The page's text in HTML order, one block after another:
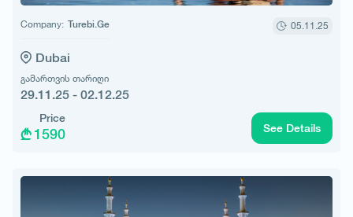
Company: Turebi.Ge 05.11.25
Dubai
გამართვის თარიღი
29.11.25 - 02.12.25
Price
1590 See Details